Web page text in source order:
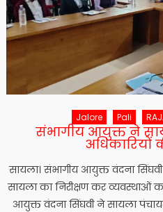
Jalore Pali
संभागीय आयुक्त ने
अधिकारियों
सायला। संभागीय आयुक्त वंदना
सायला का निरीक्षण कर व्यवस्थाओं
आयुक्त वंदना सिंघवी ने सायला